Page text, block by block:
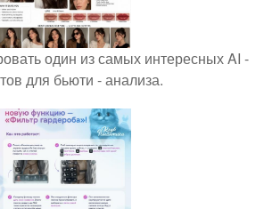
один из самых интересных AI -
для бьюти - анализа.